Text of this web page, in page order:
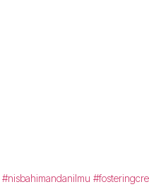
#nisbahimandanilmu